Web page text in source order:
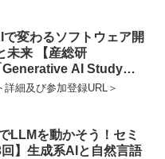
変わるソフトウェア開
未来 【産総研
Generative AI Study
10回」】
詳細及び参加登録URL＞
LLMを動かそう！セミ
】生成系AIと自然言語